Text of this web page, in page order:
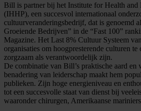
Bill is partner bij het Institute for Health and
(IHHP), een succesvol internationaal
cultuurveranderingsbedrijf, dat is genoemd
Groeiende Bedrijven” in de “Fast 100”
Magazine. Het Last 8% Cultuur Systeem
organisaties om hoogpresterende culturen te
zorgzaam als verantwoordelijk zijn.
De combinatie van Bill’s praktische aard en
benadering van leiderschap maakt hem
publieken. Zijn hoge energieniveau en
tot een succesvolle staat van dienst bij
waaronder chirurgen, Amerikaanse